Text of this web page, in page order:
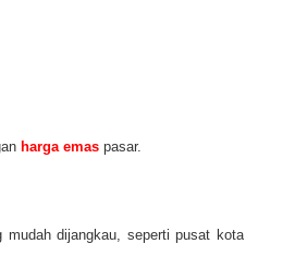
harga emas pasar.
mudah dijangkau, seperti pusat kota